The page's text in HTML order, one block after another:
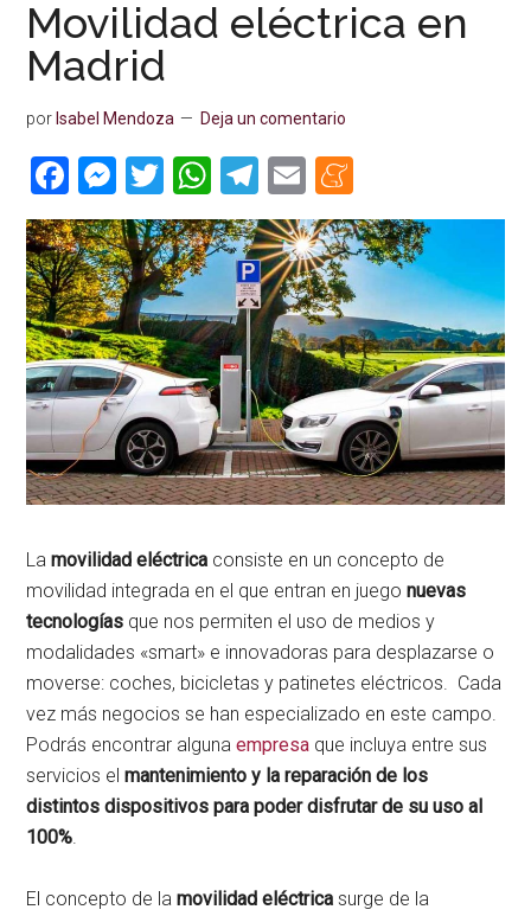
Movilidad eléctrica en
Madrid
por Isabel Mendoza Deja un comentario
Facebook
Messenger
Twitter
WhatsApp
Telegram
Email
Lamovilidad eléctrica consiste en un concepto de
movilidad integrada en el que entran en juegonuevas
tecnologías que nos permiten el uso de medios y
modalidades «smart» e innovadoras para desplazarse o
moverse: coches, bicicletas y patinetes eléctricos. Cada
vez más negocios se han especializado en este campo.
Podrás encontrar algunaempresa que incluya entre sus
servicios elmantenimiento y la reparación de los
distintos dispositivos para poder disfrutar de su uso al
100%.
El concepto de lamovilidad eléctrica surge de la